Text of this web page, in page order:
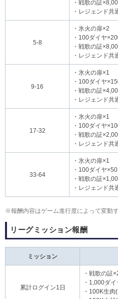
・戦歌の証
・レジェンド共
5-8
・氷火の扉×2
・100ダイヤ
・戦歌の証
・レジェンド共
9-16
・氷火の扉×1
・100ダイヤ
・戦歌の証
・レジェンド共
17-32
・氷火の扉×1
・100ダイヤ
・戦歌の証
・レジェンド共
33-64
・氷火の扉×1
・100ダイヤ×50
・戦歌の証
・レジェンド共
※報酬内容はゲーム進行度によって変動
リーグミッション報酬
ミッション
累計ログイン1日
・戦歌の証
・1,000ダイ
・100K生